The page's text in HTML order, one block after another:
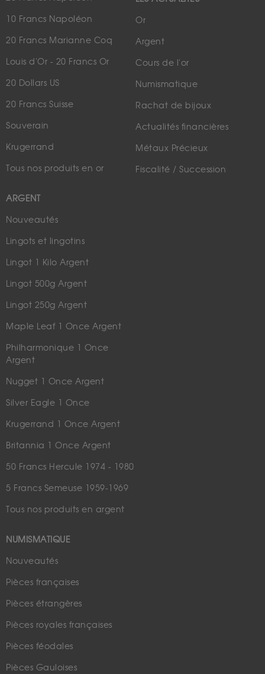
10 Francs Napoléon
20 Francs Marianne Coq
Louis d'Or - 20 Francs Or
20 Dollars US
20 Francs Suisse
Souverain
Krugerrand
Tous nos produits en or
ARGENT
Nouveautés
Lingots et lingotins
Lingot 1 Kilo Argent
Lingot 500g Argent
Lingot 250g Argent
Maple Leaf 1 Once Argent
Philharmonique 1 Once
Argent
Nugget 1 Once Argent
Silver Eagle 1 Once
Krugerrand 1 Once Argent
Britannia 1 Once Argent
50 Francs Hercule 1974 - 1980
5 Francs Semeuse 1959-1969
Tous nos produits en argent
NUMISMATIQUE
Nouveautés
Pièces françaises
Pièces étrangères
Pièces royales françaises
Pièces féodales
Pièces Gauloises
Or
Argent
Cours de l'or
Numismatique
Rachat de bijoux
Actualités financières
Métaux Précieux
Fiscalité / Succession